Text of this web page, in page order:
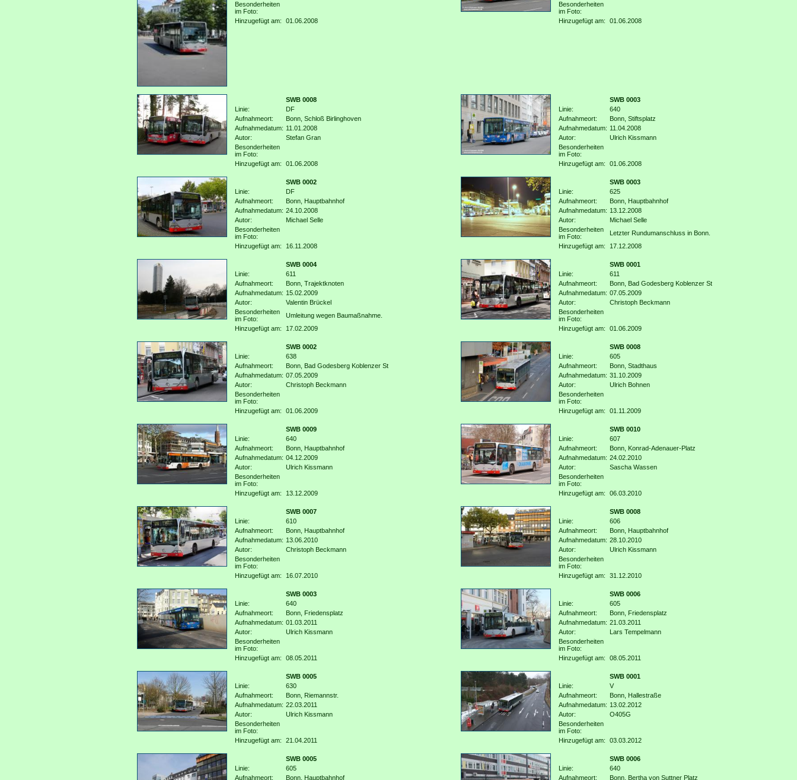
Besonderheiten
im Foto:
Hinzugefügt am:
01.06.2008
Besonderheiten
im Foto:
Hinzugefügt am:
01.06.2008
SWB 0008
Linie:
DF
Aufnahmeort:
Bonn, Schloß Birlinghoven
Aufnahmedatum: 11.01.2008
Autor:
Stefan Gran
Besonderheiten
im Foto:
Hinzugefügt am:
01.06.2008
SWB 0003
Linie:
640
Aufnahmeort:
Bonn, Stiftsplatz
Aufnahmedatum: 11.04.2008
Autor:
Ulrich Kissmann
Besonderheiten
im Foto:
Hinzugefügt am:
01.06.2008
SWB 0002
Linie:
DF
Aufnahmeort:
Bonn, Hauptbahnhof
Aufnahmedatum: 24.10.2008
Autor:
Michael Selle
Besonderheiten
im Foto:
Hinzugefügt am:
16.11.2008
SWB 0003
Linie:
625
Aufnahmeort:
Bonn, Hauptbahnhof
Aufnahmedatum: 13.12.2008
Autor:
Michael Selle
Besonderheiten
im Foto:
Letzter Rundumanschluss in Bonn.
Hinzugefügt am:
17.12.2008
SWB 0004
Linie:
611
Aufnahmeort:
Bonn, Trajektknoten
Aufnahmedatum: 15.02.2009
Autor:
Valentin Brückel
Besonderheiten
im Foto:
Umleitung wegen Baumaßnahme.
Hinzugefügt am:
17.02.2009
SWB 0001
Linie:
611
Aufnahmeort:
Bonn, Bad Godesberg Koblenzer St
Aufnahmedatum: 07.05.2009
Autor:
Christoph Beckmann
Besonderheiten
im Foto:
Hinzugefügt am:
01.06.2009
SWB 0002
Linie:
638
Aufnahmeort:
Bonn, Bad Godesberg Koblenzer St
Aufnahmedatum: 07.05.2009
Autor:
Christoph Beckmann
Besonderheiten
im Foto:
Hinzugefügt am:
01.06.2009
SWB 0008
Linie:
605
Aufnahmeort:
Bonn, Stadthaus
Aufnahmedatum: 31.10.2009
Autor:
Ulrich Bohnen
Besonderheiten
im Foto:
Hinzugefügt am:
01.11.2009
SWB 0009
Linie:
640
Aufnahmeort:
Bonn, Hauptbahnhof
Aufnahmedatum: 04.12.2009
Autor:
Ulrich Kissmann
Besonderheiten
im Foto:
Hinzugefügt am:
13.12.2009
SWB 0010
Linie:
607
Aufnahmeort:
Bonn, Konrad-Adenauer-Platz
Aufnahmedatum: 24.02.2010
Autor:
Sascha Wassen
Besonderheiten
im Foto:
Hinzugefügt am:
06.03.2010
SWB 0007
Linie:
610
Aufnahmeort:
Bonn, Hauptbahnhof
Aufnahmedatum: 13.06.2010
Autor:
Christoph Beckmann
Besonderheiten
im Foto:
Hinzugefügt am:
16.07.2010
SWB 0008
Linie:
606
Aufnahmeort:
Bonn, Hauptbahnhof
Aufnahmedatum: 28.10.2010
Autor:
Ulrich Kissmann
Besonderheiten
im Foto:
Hinzugefügt am:
31.12.2010
SWB 0003
Linie:
640
Aufnahmeort:
Bonn, Friedensplatz
Aufnahmedatum: 01.03.2011
Autor:
Ulrich Kissmann
Besonderheiten
im Foto:
Hinzugefügt am:
08.05.2011
SWB 0006
Linie:
605
Aufnahmeort:
Bonn, Friedensplatz
Aufnahmedatum: 21.03.2011
Autor:
Lars Tempelmann
Besonderheiten
im Foto:
Hinzugefügt am:
08.05.2011
SWB 0005
Linie:
630
Aufnahmeort:
Bonn, Riemannstr.
Aufnahmedatum: 22.03.2011
Autor:
Ulrich Kissmann
Besonderheiten
im Foto:
Hinzugefügt am:
21.04.2011
SWB 0001
Linie:
V
Aufnahmeort:
Bonn, Hallestraße
Aufnahmedatum: 13.02.2012
Autor:
O405G
Besonderheiten
im Foto:
Hinzugefügt am:
03.03.2012
SWB 0005
Linie:
605
Aufnahmeort:
Bonn, Hauptbahnhof
SWB 0006
Linie:
640
Aufnahmeort:
Bonn, Bertha von Suttner Platz